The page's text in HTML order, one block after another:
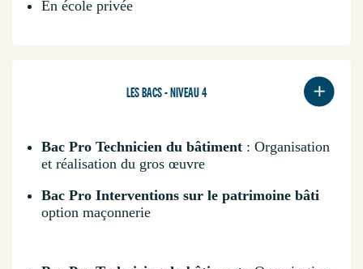
En école privée
LES BACS - NIVEAU 4
Bac Pro Technicien du bâtiment : Organisation
et réalisation du gros œuvre
Bac Pro Interventions sur le patrimoine bâti
option maçonnerie